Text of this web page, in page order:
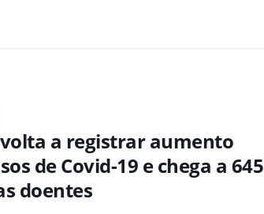
a registrar aumento
de Covid-19 e chega a 645
doentes